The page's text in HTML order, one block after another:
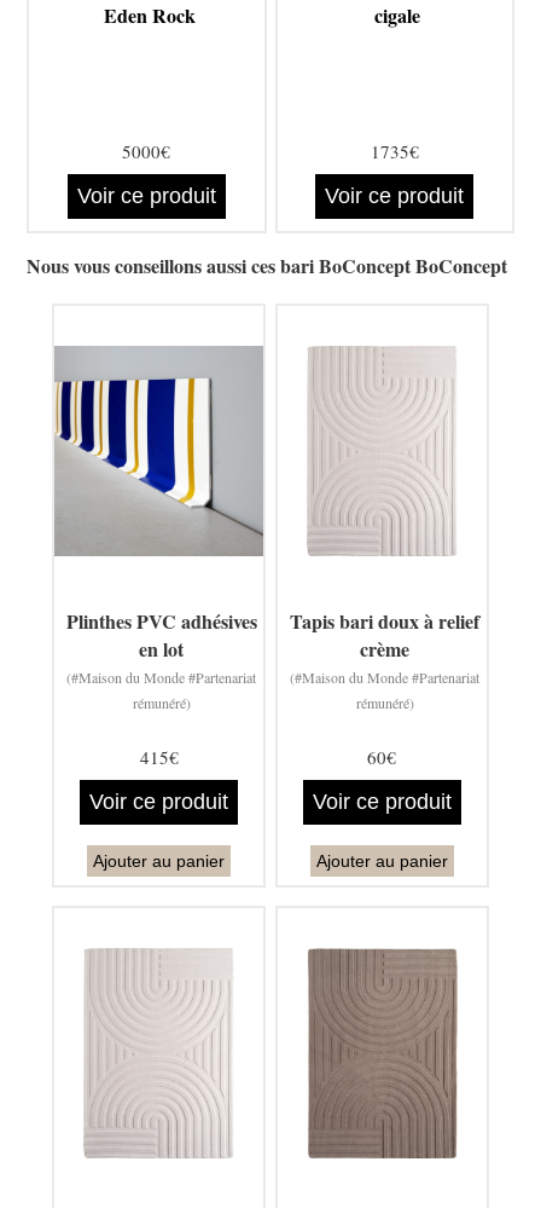
Eden Rock
5000€
Voir ce produit
cigale
1735€
Voir ce produit
Nous vous conseillons aussi ces bari BoConcept BoConcept
Plinthes PVC adhésives
en lot
(#Maison du Monde #Partenariat
rémunéré)
415€
Voir ce produit
Ajouter au panier
Tapis bari doux à relief
crème
(#Maison du Monde #Partenariat
rémunéré)
60€
Voir ce produit
Ajouter au panier